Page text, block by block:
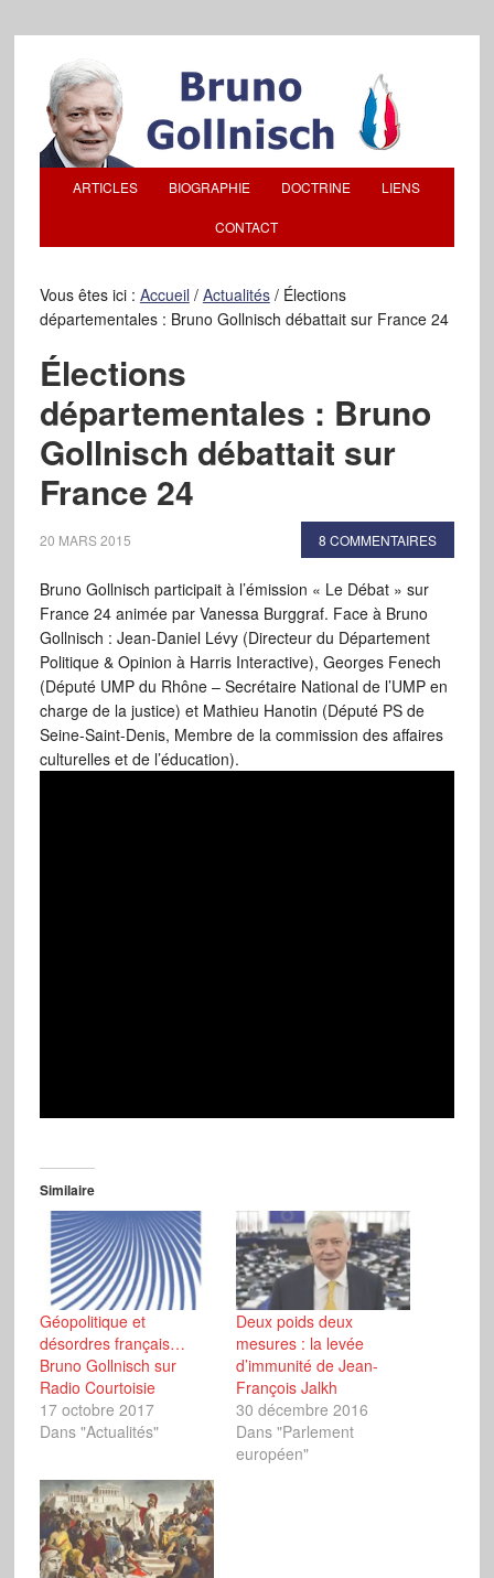
ARTICLES BIOGRAPHIE DOCTRINE LIENS
CONTACT
Vous êtes ici : Accueil / Actualités /Élections
départementales : Bruno Gollnisch débattait sur France 24
Élections
départementales : Bruno
Gollnisch débattait sur
France 24
20 MARS 2015 8 COMMENTAIRES
Bruno Gollnisch participait à l’émission « Le Débat » sur
France 24 animée par Vanessa Burggraf. Face à Bruno
Gollnisch : Jean-Daniel Lévy (Directeur du Département
Politique & Opinion à Harris Interactive), Georges Fenech
(Député UMP du Rhône – Secrétaire National de l’UMP en
charge de la justice) et Mathieu Hanotin (Député PS de
Seine-Saint-Denis, Membre de la commission des affaires
culturelles et de l’éducation).
Similaire
Géopolitique et
désordres français…
Bruno Gollnisch sur
Radio Courtoisie
17 octobre 2017
Dans "Actualités"
Deux poids deux
mesures : la levée
d’immunité de Jean-
François Jalkh
30 décembre 2016
Dans "Parlement
européen"